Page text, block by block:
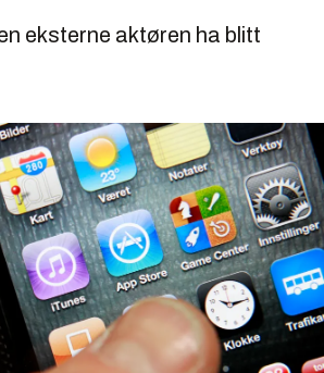
eksterne aktøren ha blitt